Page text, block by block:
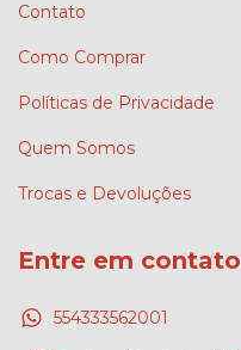
Contato
Como Comprar
Políticas de Privacidade
Quem Somos
Trocas e Devoluções
Entre em contato
554333562001